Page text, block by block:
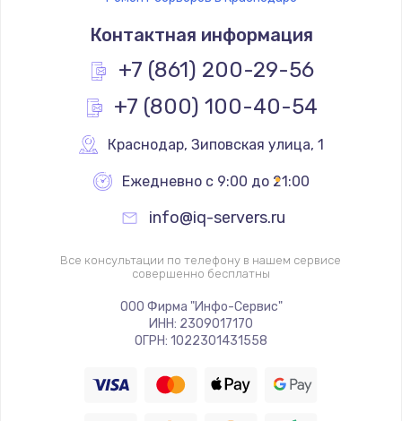
Замена голосового динамика
490 руб.
Заказать
Замена основной камеры
Замена элемента
1190 руб.
Заказать
Замена материнской платы
1330 руб.
Контактная информация
+7 (861) 200-29-56
+7 (800) 100-40-54
Краснодар, Зиповская улица, 1
Ежедневно с 9:00 до 21:00
info@iq-servers.ru
Все консультации по телефону в нашем сервисе
совершенно бесплатны
ООО Фирма "Инфо-Сервис"
ИНН: 2309017170
ОГРН: 1022301431558